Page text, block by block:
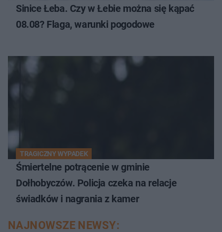
Sinice Łeba. Czy w Łebie można się kąpać
08.08? Flaga, warunki pogodowe
TRAGICZNY WYPADEK
Śmiertelne potrącenie w gminie
Dołhobyczów. Policja czeka na relacje
świadków i nagrania z kamer
NAJNOWSZE NEWSY: